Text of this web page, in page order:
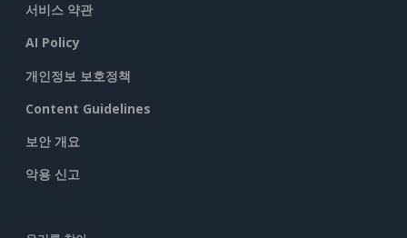
서비스 약관
AI Policy
개인정보 보호정책
Content Guidelines
보안 개요
악용 신고